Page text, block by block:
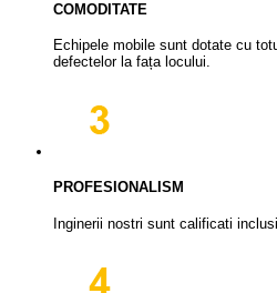
COMODITATE
Echipele mobile sunt dotate cu
defectelor la fața locului.
PROFESIONALISM
Inginerii nostri sunt calificati